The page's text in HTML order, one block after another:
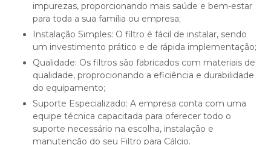
impurezas, proporcionando mais saúde e bem-estar
para toda a sua família ou empresa;
Instalação Simples: O filtro é fácil de instalar, sendo
um investimento prático e de rápida implementação;
Qualidade: Os filtros são fabricados com materiais de
qualidade, proprocionando a eficiência e durabilidade
do equipamento;
Suporte Especializado: A empresa conta com uma
equipe técnica capacitada para oferecer todo o
suporte necessário na escolha, instalação e
manutenção do seu Filtro para Cálcio.